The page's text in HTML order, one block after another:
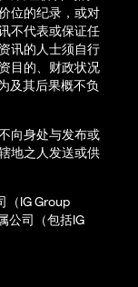
位的纪录，或对
不代表或保证任
讯的人士须自行
目的、财政状况
及其后果概不负
向身处与发布或
地之人发送或供
（IG Group
公司（包括IG